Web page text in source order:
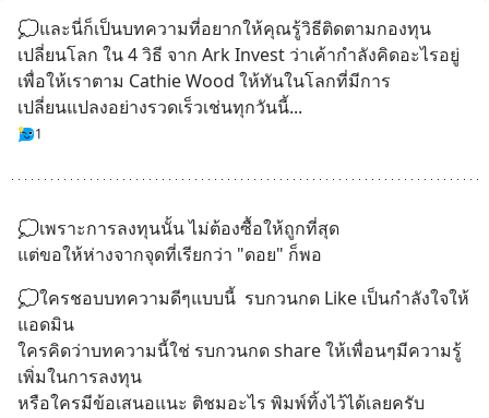
💭และนี่ก็เป็นบทความที่อยากให้คุณรู้วิธีติดตามกองทุน
เปลี่ยนโลก ใน 4 วิธี จาก Ark Invest ว่าเค้ากำลังคิดอะไรอยู่
เพื่อให้เราตาม Cathie Wood ให้ทันในโลกที่มีการ
เปลี่ยนแปลงอย่างรวดเร็วเช่นทุกวันนี้...
1
💭เพราะการลงทุนนั้น ไม่ต้องซื้อให้ถูกที่สุด
แต่ขอให้ห่างจากจุดที่เรียกว่า "ดอย" ก็พอ
💭ใครชอบบทความดีๆแบบนี้  รบกวนกด Like เป็นกำลังใจให้
แอดมิน
ใครคิดว่าบทความนี้ใช่ รบกวนกด share ให้เพื่อนๆมีความรู้
เพิ่มในการลงทุน
หรือใครมีข้อเสนอแนะ ติชมอะไร พิมพ์ทิ้งไว้ได้เลยครับ